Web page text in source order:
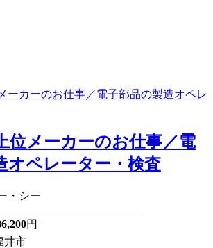
位メーカーのお仕事／電
オペレーター・検査
・シー
円
井市